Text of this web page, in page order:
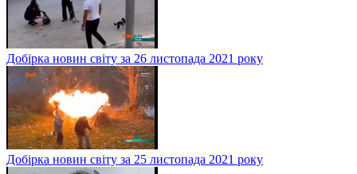
Добірка новин світу за 26 листопада 2021 року
Добірка новин світу за 25 листопада 2021 року